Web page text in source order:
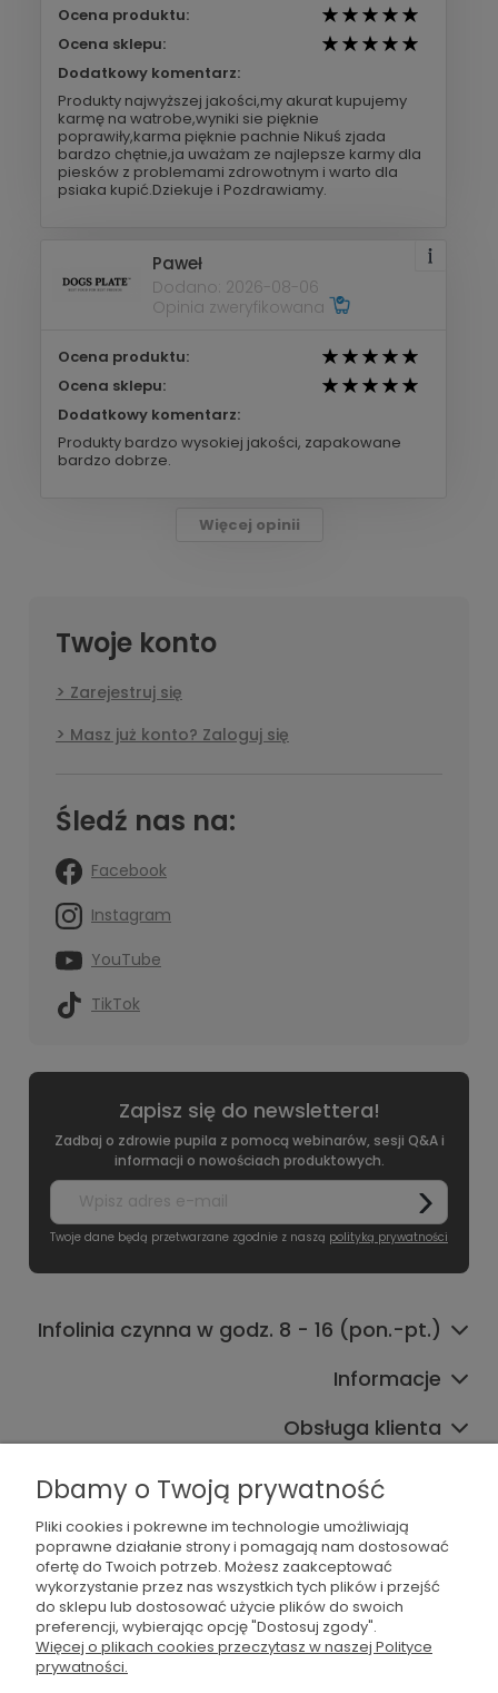
Ocena produktu:
Ocena sklepu:
Dodatkowy komentarz:
Produkty najwyższej jakości,my akurat kupujemy
karmę na watrobe,wyniki sie pięknie
poprawiły,karma pięknie pachnie Nikuś zjada
bardzo chętnie,ja uważam ze najlepsze karmy dla
piesków z problemami zdrowotnym i warto dla
psiaka kupić.Dziekuje i Pozdrawiamy.
Paweł
Dodano: 2026-08-06
Opinia zweryfikowana
Ocena produktu:
Ocena sklepu:
Dodatkowy komentarz:
Produkty bardzo wysokiej jakości, zapakowane
bardzo dobrze.
Więcej opinii
Twoje konto
Zarejestruj się
Masz już konto? Zaloguj się
Śledź nas na:
Facebook
Instagram
YouTube
TikTok
Zapisz się do newslettera!
Zadbaj o zdrowie pupila z pomocą webinarów, sesji Q&A i
informacji o nowościach produktowych.
Twoje dane będą przetwarzane zgodnie z naszą polityką prywatności
Infolinia czynna w godz. 8 - 16 (pon.-pt.)
Informacje
Obsługa klienta
Współpraca
536 042 061
Dbamy o Twoją prywatność
Pliki cookies i pokrewne im technologie umożliwiają
poprawne działanie strony i pomagają nam dostosować
ofertę do Twoich potrzeb. Możesz zaakceptować
wykorzystanie przez nas wszystkich tych plików i przejść
do sklepu lub dostosować użycie plików do swoich
preferencji, wybierając opcję "Dostosuj zgody".
Więcej o plikach cookies przeczytasz w naszej Polityce
prywatności.